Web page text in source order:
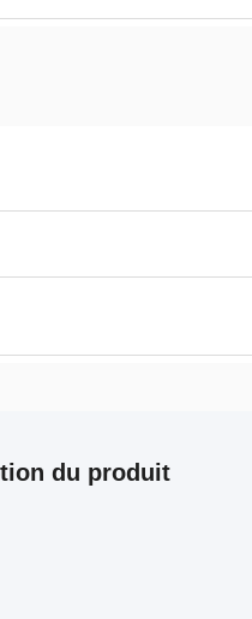
du produit